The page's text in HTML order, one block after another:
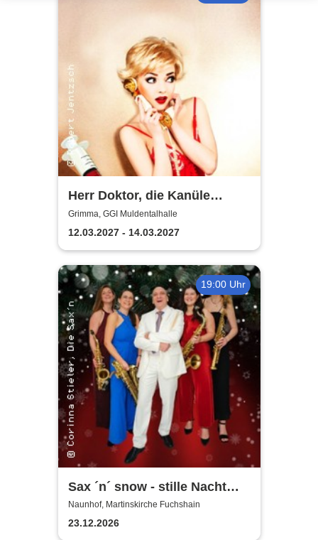
Herr Doktor, die Kanüle
klemmt
Grimma, GGI Muldentalhalle
12.03.2027 - 14.03.2027
19:00 Uhr
Sax ´n´ snow - stille Nacht
war gestern
Naunhof, Martinskirche Fuchshain
23.12.2026